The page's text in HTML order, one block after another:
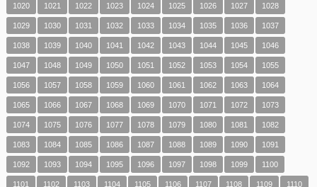
1020 1021 1022 1023 1024 1025 1026 1027 1028
1029 1030 1031 1032 1033 1034 1035 1036 1037
1038 1039 1040 1041 1042 1043 1044 1045 1046
1047 1048 1049 1050 1051 1052 1053 1054 1055
1056 1057 1058 1059 1060 1061 1062 1063 1064
1065 1066 1067 1068 1069 1070 1071 1072 1073
1074 1075 1076 1077 1078 1079 1080 1081 1082
1083 1084 1085 1086 1087 1088 1089 1090 1091
1092 1093 1094 1095 1096 1097 1098 1099 1100
1101 1102 1103 1104 1105 1106 1107 1108 1109 1110